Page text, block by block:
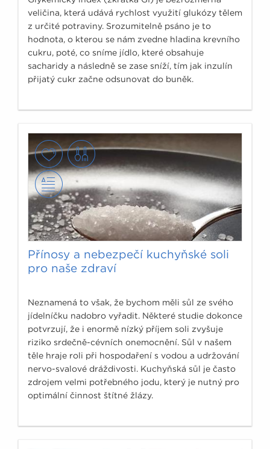
veličina, která udává rychlost využití glukózy tělem
z určité potraviny. Srozumitelně psáno je to
hodnota, o kterou se nám zvedne hladina krevního
cukru, poté, co sníme jídlo, které obsahuje
sacharidy a následně se zase sníží, tím jak inzulín
přijatý cukr začne odsunovat do buněk.
Přínosy a nebezpečí kuchyňské soli
pro naše zdraví
Neznamená to však, že bychom měli sůl ze svého
jídelníčku nadobro vyřadit. Některé studie dokonce
potvrzují, že i enormě nízký příjem soli zvyšuje
riziko srdečně-cévních onemocnění. Sůl v našem
těle hraje roli při hospodaření s vodou a udržování
nervo-svalové dráždivosti. Kuchyňská sůl je často
zdrojem velmi potřebného jodu, který je nutný pro
optimální činnost štítné žlázy.